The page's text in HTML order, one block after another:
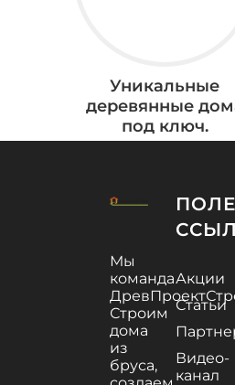
Уникальные
деревянные
под ключ.
Мы
команда
Строим
дома
из
бруса,
Акции
Статьи
Видео-
канал